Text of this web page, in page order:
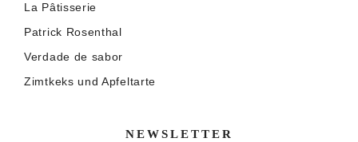
La Pâtisserie
Patrick Rosenthal
Verdade de sabor
Zimtkeks und Apfeltarte
NEWSLETTER